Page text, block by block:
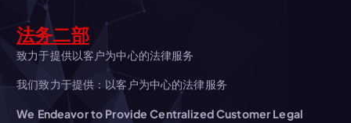
ョ
ン
法务二部
致力于提供以客户为中心的法律服务
我们致力于提供：以客户为中心的法律服务
We Endeavor to Provide Centralized Customer Legal